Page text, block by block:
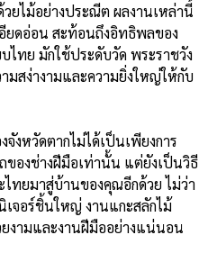
ยไม้อย่างประณีต ผลงานเหล่านี้
ยดอ่อน สะท้อนถึงอิทธิพลของ
ไทย มักใช้ประดับวัด พระราชวัง
สง่างามและความยิ่งใหญ่ให้กับ
จังหวัดตากไม่ได้เป็นเพียงการ
องช่างฝีมือเท่านั้น แต่ยังเป็นวิธี
ทยมาสู่บ้านของคุณอีกด้วย ไม่ว่า
เจอร์ชิ้นใหญ่ งานแกะสลักไม้
ยงามและงานฝีมืออย่างแน่นอน